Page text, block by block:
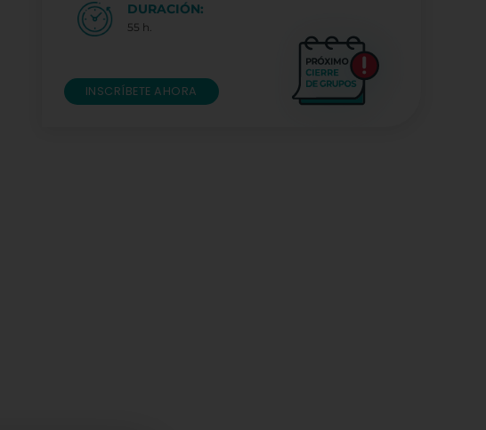
DURACIÓN:
55 h.
INSCRÍBETE AHORA